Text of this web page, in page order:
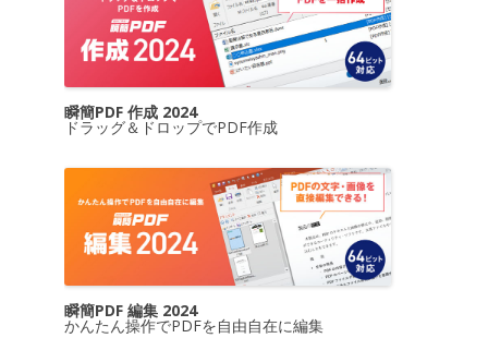
瞬簡PDF 作成 2024
ドラッグ＆ドロップでPDF作成
瞬簡PDF 編集 2024
かんたん操作でPDFを自由自在に編集